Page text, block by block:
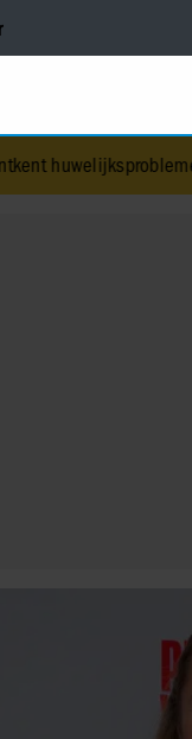
•Jurre Geluk